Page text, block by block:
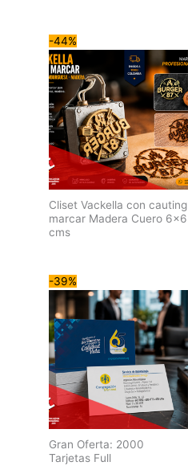
-44%
Cliset Vackella con cauting
marcar Madera Cuero 6×6
cms
-39%
Gran Oferta: 2000
Tarjetas Full